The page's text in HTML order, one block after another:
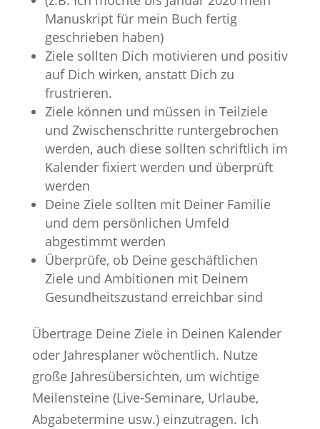
Manuskript für mein Buch fertig
geschrieben haben)
Ziele sollten Dich motivieren und positiv
auf Dich wirken, anstatt Dich zu
frustrieren.
Ziele können und müssen in Teilziele
und Zwischenschritte runtergebrochen
werden, auch diese sollten schriftlich im
Kalender fixiert werden und überprüft
werden
Deine Ziele sollten mit Deiner Familie
und dem persönlichen Umfeld
abgestimmt werden
Überprüfe, ob Deine geschäftlichen
Ziele und Ambitionen mit Deinem
Gesundheitszustand erreichbar sind
Übertrage Deine Ziele in Deinen Kalender
oder Jahresplaner wöchentlich. Nutze
große Jahresübersichten, um wichtige
Meilensteine (Live-Seminare, Urlaube,
Abgabetermine usw.) einzutragen. Ich